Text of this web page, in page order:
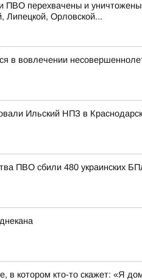
перехвачены и уничтожены
Липецкой, Орловской...
в вовлечении
Ильский НПЗ в
ПВО сбили 480 украинских
в котором кто-то скажет: «Я